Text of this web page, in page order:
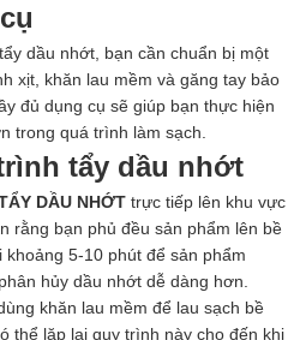
dầu nhớt, bạn cần chuẩn bị một
xịt, khăn lau mềm và găng tay bảo
đủ dụng cụ sẽ giúp bạn thực hiện
trong quá trình làm sạch.
tẩy dầu nhớt
DẦU NHỚT trực tiếp lên khu vực
rằng bạn phủ đều sản phẩm lên bề
5-10 phút để sản phẩm
hủy dầu nhớt dễ dàng hơn.
khăn lau mềm để lau sạch bề
thể lặp lại quy trình này cho đến khi